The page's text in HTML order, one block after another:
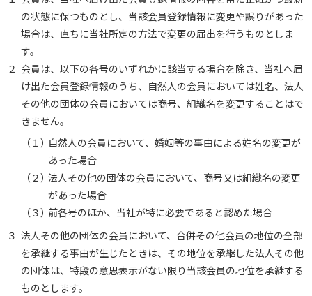
の状態に保つものとし、当該会員登録情報に変更や誤りがあった
場合は、直ちに当社所定の方法で変更の届出を行うものとしま
す。
２ 会員は、以下の各号のいずれかに該当する場合を除き、当社へ届
け出た会員登録情報のうち、自然人の会員においては姓名、法人
その他の団体の会員においては商号、組織名を変更することはで
きません。
（１）自然人の会員において、婚姻等の事由による姓名の変更が
あった場合
（２）法人その他の団体の会員において、商号又は組織名の変更
があった場合
（３）前各号のほか、当社が特に必要であると認めた場合
３ 法人その他の団体の会員において、合併その他会員の地位の全部
を承継する事由が生じたときは、その地位を承継した法人その他
の団体は、特段の意思表示がない限り当該会員の地位を承継する
ものとします。